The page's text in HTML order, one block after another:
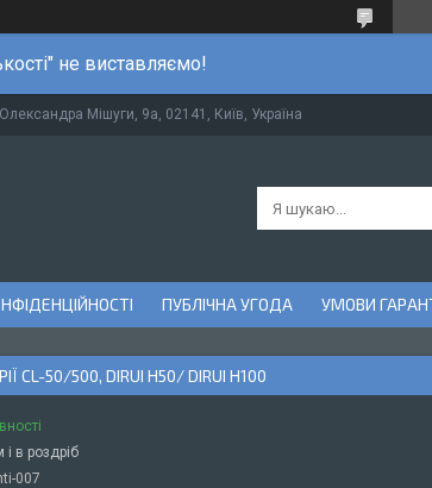
не виставляємо!
Мішуги, 9а, 02141, Київ, Україна
ПУБЛІЧНА УГОДА УМОВИ
50/500, DIRUI H50/ DIRUI H100
і в роздріб
007